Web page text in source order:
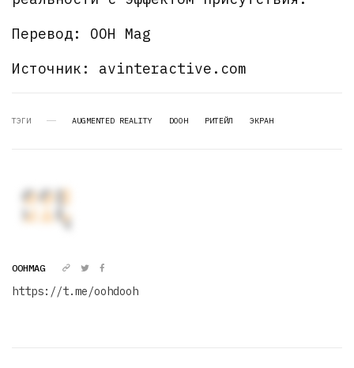
Перевод: OOH Mag
Источник: avinteractive.com
ТЭГИ AUGMENTED REALITY DOOH РИТЕЙЛ ЭКРАН
OOHMAG
https://t.me/oohdooh